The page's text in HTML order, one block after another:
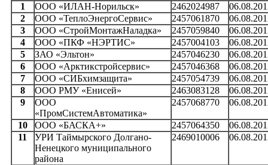
1 ООО «ИЛАН-Норильск» 2462024987
2
ООО «ТеплоЭнергоСервис» 2457061870
3
ООО «СтройМонтажНаладка» 2457059840
4
ООО «ПКФ «НЭРТИС» 2457004103
5
ЗАО «Эльтон» 2457046230
6
ООО «Арктикстройсервис» 2457046368
7
ООО «СИБхимзащита» 2457054739
8
ООО РМУ «Енисей» 2463083128
9
ООО
«ПромСистемАвтоматика»
2457068770
10 ООО «БАСКА+» 2457064350
11
УРИ Таймырского Долгано-
Ненецкого муниципального
района
2469010006